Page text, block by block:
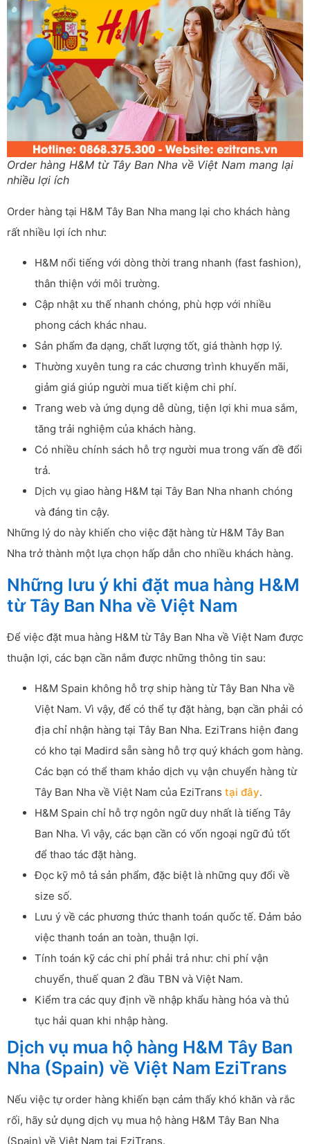
Order hàng H&M từ Tây Ban Nha về Việt Nam mang lại
nhiều lợi ích
Order hàng tại H&M Tây Ban Nha mang lại cho khách hàng
rất nhiều lợi ích như:
H&M nổi tiếng với dòng thời trang nhanh (fast fashion),
thân thiện với môi trường.
Cập nhật xu thế nhanh chóng, phù hợp với nhiều
phong cách khác nhau.
Sản phẩm đa dạng, chất lượng tốt, giá thành hợp lý.
Thường xuyên tung ra các chương trình khuyến mãi,
giảm giá giúp người mua tiết kiệm chi phí.
Trang web và ứng dụng dễ dùng, tiện lợi khi mua sắm,
tăng trải nghiệm của khách hàng.
Có nhiều chính sách hỗ trợ người mua trong vấn đề đổi
trả.
Dịch vụ giao hàng H&M tại Tây Ban Nha nhanh chóng
và đáng tin cậy.
Những lý do này khiến cho việc đặt hàng từ H&M Tây Ban
Nha trở thành một lựa chọn hấp dẫn cho nhiều khách hàng.
Những lưu ý khi đặt mua hàng H&M
từ Tây Ban Nha về Việt Nam
Để việc đặt mua hàng H&M từ Tây Ban Nha về Việt Nam được
thuận lợi, các bạn cần nắm được những thông tin sau:
H&M Spain không hỗ trợ ship hàng từ Tây Ban Nha về
Việt Nam. Vì vậy, để có thể tự đặt hàng, bạn cần phải có
địa chỉ nhận hàng tại Tây Ban Nha. EziTrans hiện đang
có kho tại Madird sẵn sàng hỗ trợ quý khách gom hàng.
Các bạn có thể tham khảo dịch vụ vận chuyển hàng từ
Tây Ban Nha về Việt Nam của EziTrans tại đây.
H&M Spain chỉ hỗ trợ ngôn ngữ duy nhất là tiếng Tây
Ban Nha. Vì vậy, các bạn cần có vốn ngoại ngữ đủ tốt
để thao tác đặt hàng.
Đọc kỹ mô tả sản phẩm, đặc biệt là những quy đổi về
size số.
Lưu ý về các phương thức thanh toán quốc tế. Đảm bảo
việc thanh toán an toàn, thuận lợi.
Tính toán kỹ các chi phí phải trả như: chi phí vận
chuyển, thuế quan 2 đầu TBN và Việt Nam.
Kiểm tra các quy định về nhập khẩu hàng hóa và thủ
tục hải quan khi nhập hàng.
Dịch vụ mua hộ hàng H&M Tây Ban
Nha (Spain) về Việt Nam EziTrans
Nếu việc tự order hàng khiến bạn cảm thấy khó khăn và rắc
rối, hãy sử dụng dịch vụ mua hộ hàng H&M Tây Ban Nha
(Spain) về Việt Nam tại EziTrans.